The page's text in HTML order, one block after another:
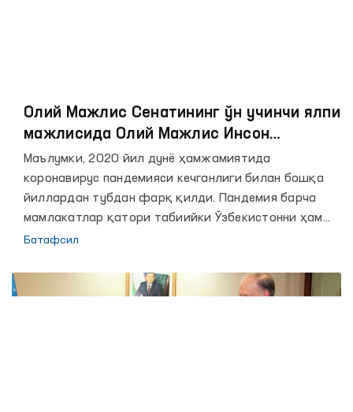
Олий Мажлис Сенатининг ўн учинчи ялпи
мажлисида Олий Мажлис Инсон
ҳуқуқлари бўйича вакили (омбудсман)
Феруза Эшматованинг 2020 йилдаги
фаолияти тўғрисидаги ҳисоботи
юзасидан маърузаси
Маълумки, 2020 йил дунё ҳамжамиятида
коронавирус пандемияси кечганлиги билан бошқа
йиллардан тубдан фарқ қилди. Пандемия барча
мамлакатлар қатори табиийки Ўзбекистонни ҳам
четлаб ўтмади. Асосий мақсад, инсонларни ҳаётини
қувватлашдан иборат эди. Пандемия шароитида
жойлардаги давлат ва жамоатчилик вакиллари
Батафсил